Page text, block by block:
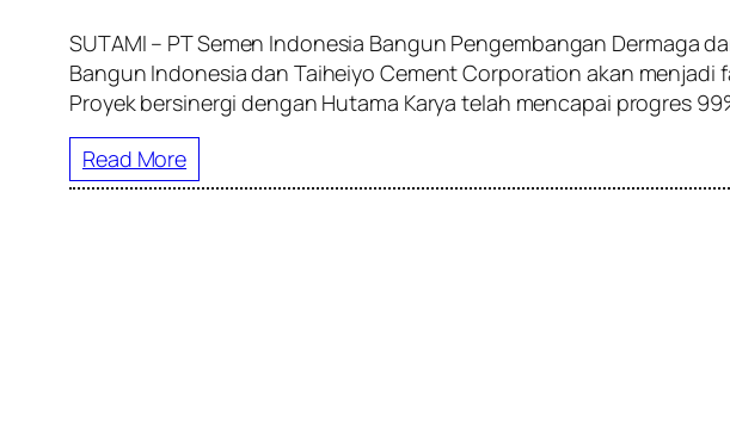
SUTAMI – PT Semen Indonesia Bangun Pengembangan Dermaga
Bangun Indonesia dan Taiheiyo Cement Corporation akan
Proyek bersinergi dengan Hutama Karya telah mencapai progres
Read More